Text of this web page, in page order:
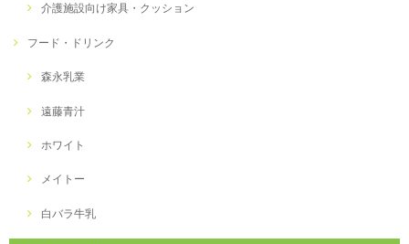
介護施設向け家具・クッション
フード・ドリンク
森永乳業
遠藤青汁
ホワイト
メイトー
白バラ牛乳